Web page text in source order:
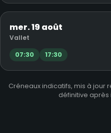
mer. 19 août
Vallet
07:30 17:30
Créneaux indicatifs, mis à jour
définitive après